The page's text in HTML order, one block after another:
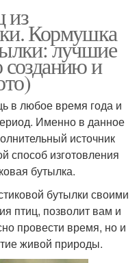
из
Кормушка
лучшие
созданию и
в любое время года и
Именно в данное
источник
изготовления
бутылка.
бутылки своими
птиц, позволит вам и
провести время, но и
живой природы.